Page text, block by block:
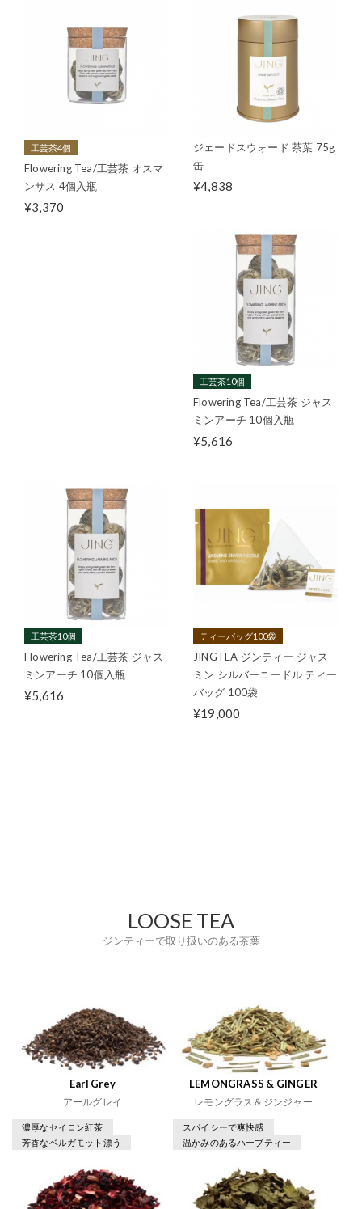
工芸茶4個
Flowering Tea/工芸茶 オスマ
ンサス 4個入瓶
¥3,370
ジェードスウォード 茶葉 75g
缶
¥4,838
工芸茶10個
Flowering Tea/工芸茶 ジャス
ミンアーチ 10個入瓶
¥5,616
工芸茶10個
Flowering Tea/工芸茶 ジャス
ミンアーチ 10個入瓶
¥5,616
ティーバッグ100袋
JINGTEA ジンティー ジャス
ミン シルバーニードル ティー
バッグ 100袋
¥19,000
LOOSE TEA
- ジンティーで取り扱いのある茶葉 -
Earl Grey
アールグレイ
濃厚なセイロン紅茶
芳香なベルガモット漂う
LEMONGRASS & GINGER
レモングラス＆ジンジャー
スパイシーで爽快感
温かみのあるハーブティー